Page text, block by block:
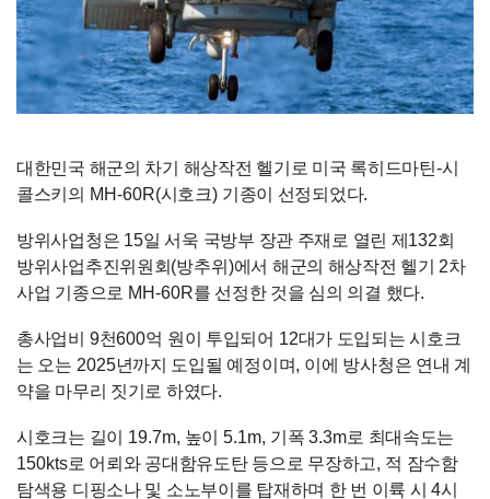
대한민국 해군의 차기 해상작전 헬기로 미국 록히드마틴-시
콜스키의 MH-60R(시호크) 기종이 선정되었다.
방위사업청은 15일 서욱 국방부 장관 주재로 열린 제 132회
방위사업추진위원회 (방추위 )에서 해군의 해상작전 헬기 2차
사업 기종으로 MH-60R를 선정한 것을 심의 의결 했다.
총사업비 9천600억 원이 투입되어 12대가 도입되는 시호크
는 오는 2025년까지 도입될 예정이며, 이에 방사청은 연내 계
약을 마무리 짓기로 하였다.
시호크는 길이 19.7m, 높이 5.1m, 기폭3.3m로 최대속도는
150kts로 어뢰와 공대함유도탄 등으로 무장하고, 적 잠수함
탐색용 디핑소나 및 소노부이를 탑재하며 한 번 이륙 시4시